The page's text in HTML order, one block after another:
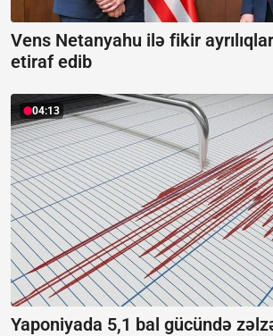
Vens Netanyahu ilə fikir
etiraf edib
04:13
Yaponiyada 5,1 bal gücündə